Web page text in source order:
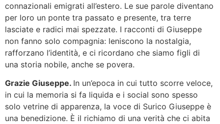
connazionali emigrati all’estero. Le sue parole diventano
per loro un ponte tra passato e presente, tra terre
lasciate e radici mai spezzate. I racconti di Giuseppe
non fanno solo compagnia: leniscono la nostalgia,
rafforzano l’identità, e ci ricordano che siamo figli di
una storia nobile, anche se povera.
Grazie Giuseppe. In un’epoca in cui tutto scorre veloce,
in cui la memoria si fa liquida e i social sono spesso
solo vetrine di apparenza, la voce di Surico Giuseppe è
una benedizione. È il richiamo di una verità che ci abita